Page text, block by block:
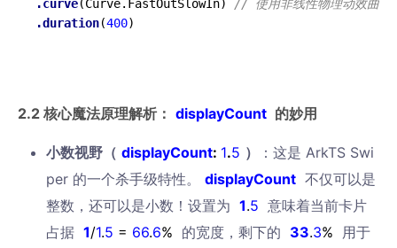
.curve(Curve.FastOutSlowIn) // 使用非线性物理动效曲线
.duration(400)
2.2 核心魔法原理解析： displayCount 的妙用
小数视野（ displayCount: 1.5 ）
：这是 ArkTS Swi
per 的一个杀手级特性。
displayCount 不仅可以是
整数，还可以是小数！设置为 1.5 意味着当前卡片
占据 1/1.5 = 66.6% 的宽度，剩下的 33.3% 用于